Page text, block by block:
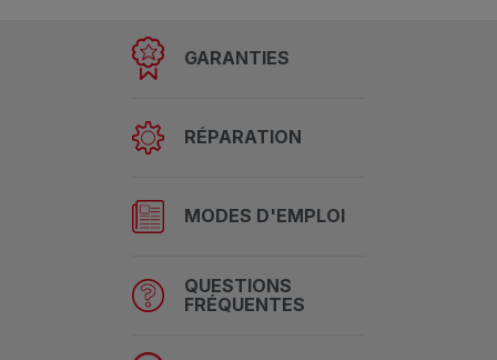
GARANTIES
RÉPARATION
MODES D'EMPLOI
QUESTIONS
FRÉQUENTES